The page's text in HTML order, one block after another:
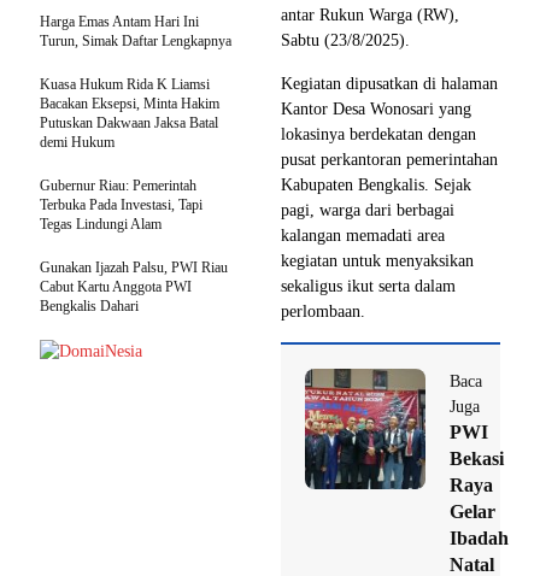
antar Rukun Warga (RW),
Sabtu (23/8/2025).
Kegiatan dipusatkan di halaman
Kantor Desa Wonosari yang
lokasinya berdekatan dengan
pusat perkantoran pemerintahan
Kabupaten Bengkalis. Sejak
pagi, warga dari berbagai
kalangan memadati area
kegiatan untuk menyaksikan
sekaligus ikut serta dalam
perlombaan.
Baca
Juga
PWI
Bekasi
Raya
Gelar
Ibadah
Natal
Harga Emas Antam Hari Ini
Turun, Simak Daftar Lengkapnya
Kuasa Hukum Rida K Liamsi
Bacakan Eksepsi, Minta Hakim
Putuskan Dakwaan Jaksa Batal
demi Hukum
Gubernur Riau: Pemerintah
Terbuka Pada Investasi, Tapi
Tegas Lindungi Alam
Gunakan Ijazah Palsu, PWI Riau
Cabut Kartu Anggota PWI
Bengkalis Dahari